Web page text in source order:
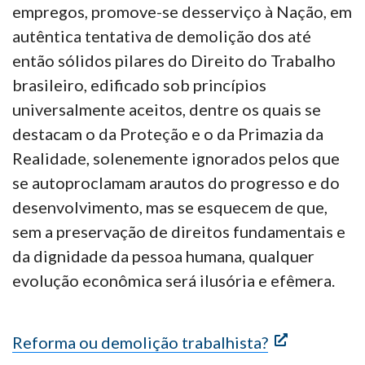
empregos, promove-se desserviço à Nação, em
autêntica tentativa de demolição dos até
então sólidos pilares do Direito do Trabalho
brasileiro, edificado sob princípios
universalmente aceitos, dentre os quais se
destacam o da Proteção e o da Primazia da
Realidade, solenemente ignorados pelos que
se autoproclamam arautos do progresso e do
desenvolvimento, mas se esquecem de que,
sem a preservação de direitos fundamentais e
da dignidade da pessoa humana, qualquer
evolução econômica será ilusória e efêmera.
Reforma ou demolição trabalhista?